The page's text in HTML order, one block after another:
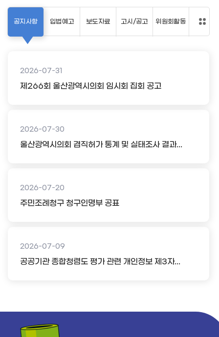
공지사항
2026-07-31
제266회 울산광역시의회 임시회 집회 공고
2026-07-30
울산광역시의회 겸직허가 통계 및 실태조사 결과...
2026-07-20
주민조례청구 청구인명부 공표
2026-07-09
공공기관 종합청렴도 평가 관련 개인정보 제3자...
입법예고 보도자료 고시/공고 위원회활동